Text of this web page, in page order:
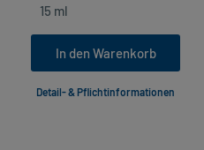
In den Warenkorb
Detail- & Pflichtinformationen